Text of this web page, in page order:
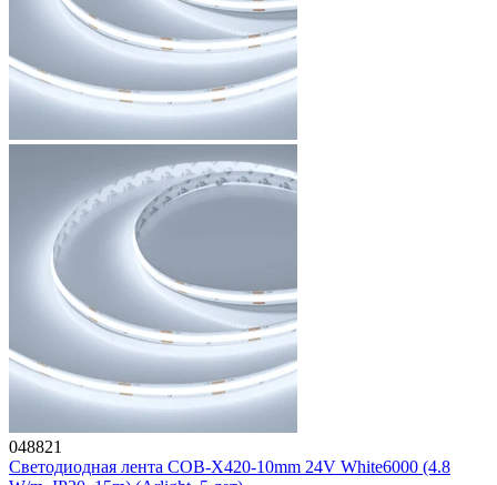
048821
Светодиодная лента COB-X420-10mm 24V White6000 (4.8